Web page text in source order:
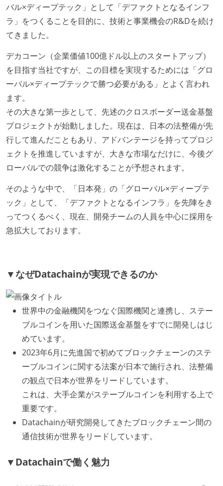
バル×ディープテック」として「デファクトとなるインフ
ラ」をつくることを目的に、技術と事業機会のR&Dを続け
てきました。
デカコーン（企業価値100億ドル以上のスタートアップ）
を目指す当社ですが、この目標を実現するためには「グロ
ーバル×ディープテックで勝つ必要がある」とよく言われ
ます。
その大きな第一歩として、先述のクロスボーダー送金基盤
プロジェクトが始動しました。現在は、日本の法整備が先
行して進んだこともあり、アドバンテージを持ってプロジ
ェクトを推進していますが、大きな市場なだけに、今後グ
ローバルでの競争は激化することが予想されます。
そのような中で、「日本発」の「グローバル×ディープテ
ック」として、「デファクトとなるインフラ」を先陣をき
ってつくるべく、現在、開発チームの人員を中心に採用を
急拡大しております。
▼なぜDatachainが実現できるのか
世界中の金融機関をつなぐ国際機関と連携し、ステー
ブルコインを用いた国際送金基盤をすでに開発しはじ
めています。
2023年6月に先進国で初めてブロックチェーンのステ
ーブルコインに関する法案が日本で施行され、法整備
の観点で日本が世界をリードしています。
これは、大手企業がステーブルコインを利用する上で
重要です。
Datachainが研究開発してきたブロックチェーン間の
通信技術が世界をリードしています。
▼Datachainで働く魅力